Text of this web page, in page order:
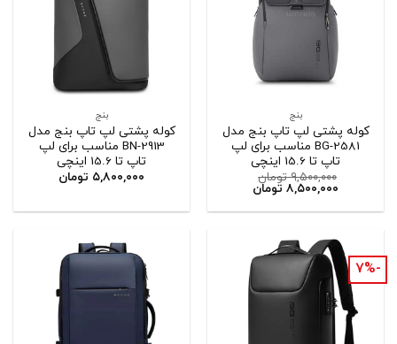
بنج
کوله پشتی لپ تاپ بنج مدل
BG-2581 مناسب برای لپ
تاپ تا 15.6 اینچی
۹,۵۰۰,۰۰۰ تومان
۸,۵۰۰,۰۰۰ تومان
بنج
کوله پشتی لپ تاپ بنج مدل
BN-2913 مناسب برای لپ
تاپ تا 15.6 اینچی
۵,۸۰۰,۰۰۰ تومان
-۷%